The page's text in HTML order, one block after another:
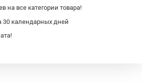
на все категории товара!
30 календарных дней